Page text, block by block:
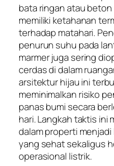
bata ringan atau
memiliki ketahanan
terhadap matahari.
penurun suhu pada
marmer juga sering
cerdas di dalam
arsitektur hijau ini
meminimalkan risiko
panas bumi secara
hari. Langkah taktis ini
dalam properti
yang sehat sekaligus
operasional listrik.